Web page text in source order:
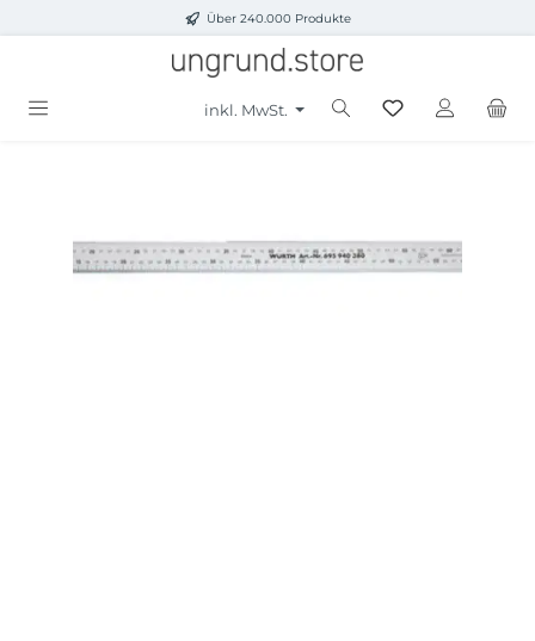
Zum Hauptinhalt springenÜber 240.000 Produkte
inkl. MwSt.